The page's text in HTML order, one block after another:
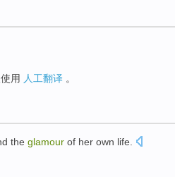
用 人工翻译 。
the glamour of her own life